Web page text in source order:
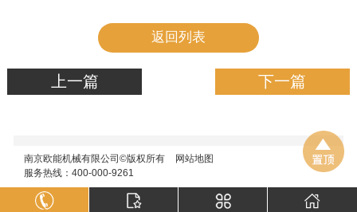
返回列表
上一篇 下一篇
南京欧能机械有限公司©版权所有
网站地图
服务热线：400-000-9261